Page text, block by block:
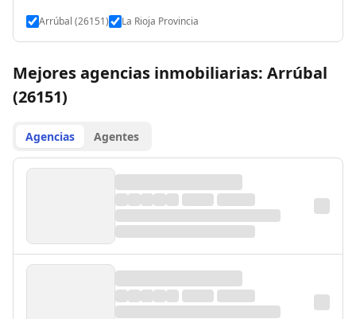
Arrúbal (26151) La Rioja Provincia
Mejores agencias inmobiliarias: Arrúbal
(26151)
Agencias Agentes